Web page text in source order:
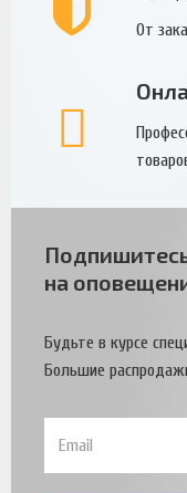
От
на
Будьте в курсе
Большие